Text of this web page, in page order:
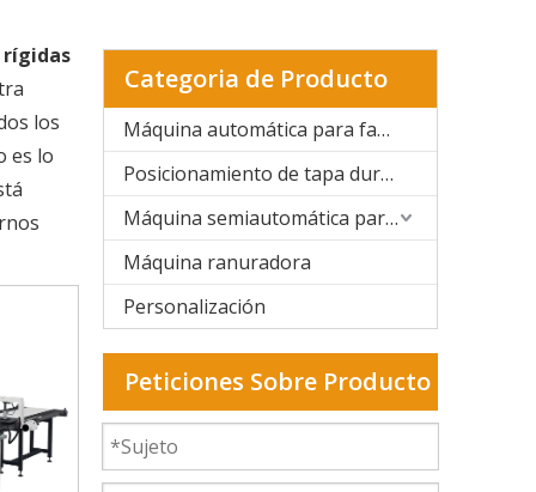
rígidas
los
es lo
Categoria de Producto
Máquina automática para fabricar cajas rígidas
Posicionamiento de tapa dura y caja rígida
Máquina semiautomática para fabricar cajas rígidas
Máquina ranuradora
Personalización
Peticiones Sobre Producto